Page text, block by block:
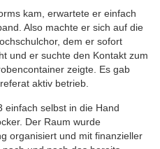
kam, erwartete er einfach
Also machte er sich auf die
dem er sofort
und er suchte den Kontakt zum
zeigte. Es gab
aktiv betrieb.
einfach selbst in die Hand
Der Raum wurde
organisiert und mit finanzieller